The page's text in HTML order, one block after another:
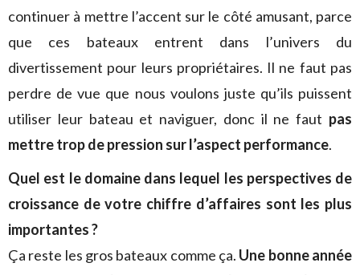
continuer à mettre l’accent sur le côté amusant, parce
que ces bateaux entrent dans l’univers du
divertissement pour leurs propriétaires. Il ne faut pas
perdre de vue que nous voulons juste qu’ils puissent
utiliser leur bateau et naviguer, donc il ne faut pas
mettre trop de pression sur l’aspect performance.
Quel est le domaine dans lequel les perspectives de
croissance de votre chiffre d’affaires sont les plus
importantes ?
Ça reste les gros bateaux comme ça. Une bonne année